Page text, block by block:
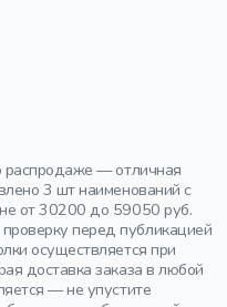
распродаже — отличная
3 шт наименований с
от 30200 до 59050 руб.
перед публикацией
осуществляется при
доставка заказа в любой
— не упустите